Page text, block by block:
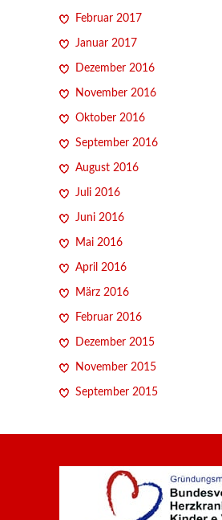
Februar 2017
Januar 2017
Dezember 2016
November 2016
Oktober 2016
September 2016
August 2016
Juli 2016
Juni 2016
Mai 2016
April 2016
März 2016
Februar 2016
Dezember 2015
November 2015
September 2015